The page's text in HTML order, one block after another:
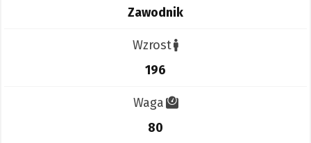
Zawodnik
Wzrost
196
Waga
80